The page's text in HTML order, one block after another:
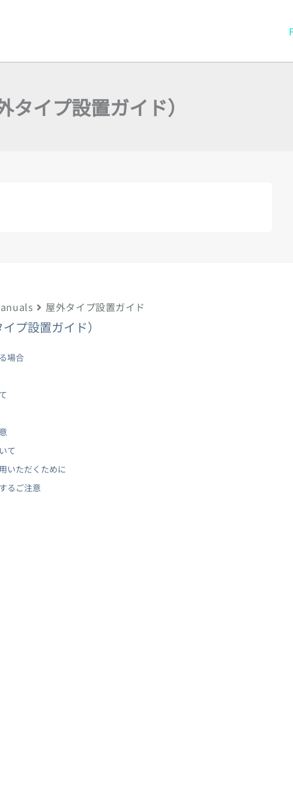
タイプ設置ガイド）
屋外タイプ設置ガイド
プ設置ガイド）
場合
て
いただくために
るご注意